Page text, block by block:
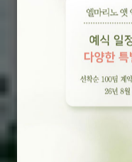
럭셔리를 넘
PRIDE OF